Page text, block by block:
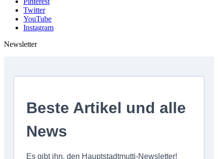
Twitter
YouTube
Instagram
Newsletter